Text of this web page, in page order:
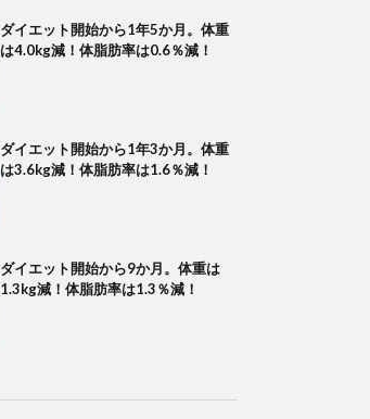
ダイエット開始から1年5か月。体重
は4.0kg減！体脂肪率は0.6％減！
ダイエット開始から1年3か月。体重
は3.6kg減！体脂肪率は1.6％減！
ダイエット開始から9か月。体重は
1.3kg減！体脂肪率は1.3％減！